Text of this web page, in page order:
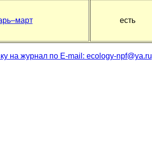
есть
на журнал по E-mail: ecology-npf@ya.ru